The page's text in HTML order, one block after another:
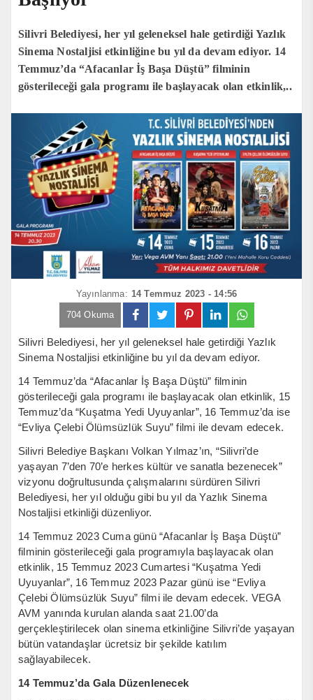
Silivri Belediyesi, her yıl geleneksel hale getirdiği Yazlık
Sinema Nostaljisi etkinliğine bu yıl da devam ediyor. 14
Temmuz’da “Afacanlar İş Başa Düştü” filminin
gösterileceği gala programı ile başlayacak olan etkinlik,..
Yayınlanma: 14 Temmuz 2023 - 14:56
704 Okuma
Silivri Belediyesi, her yıl geleneksel hale getirdiği Yazlık
Sinema Nostaljisi etkinliğine bu yıl da devam ediyor.
14 Temmuz’da “Afacanlar İş Başa Düştü” filminin
gösterileceği gala programı ile başlayacak olan etkinlik, 15
Temmuz’da “Kuşatma Yedi Uyuyanlar”, 16 Temmuz’da ise
“Evliya Çelebi Ölümsüzlük Suyu” filmi ile devam edecek.
Silivri Belediye Başkanı Volkan Yılmaz’ın, “Silivri’de
yaşayan 7’den 70’e herkes kültür ve sanatla bezenecek”
vizyonu doğrultusunda çalışmalarını sürdüren Silivri
Belediyesi, her yıl olduğu gibi bu yıl da Yazlık Sinema
Nostaljisi etkinliği düzenliyor.
14 Temmuz 2023 Cuma günü “Afacanlar İş Başa Düştü”
filminin gösterileceği gala programıyla başlayacak olan
etkinlik, 15 Temmuz 2023 Cumartesi “Kuşatma Yedi
Uyuyanlar”, 16 Temmuz 2023 Pazar günü ise “Evliya
Çelebi Ölümsüzlük Suyu” filmi ile devam edecek. VEGA
AVM yanında kurulan alanda saat 21.00’da
gerçekleştirilecek olan sinema etkinliğine Silivri’de yaşayan
bütün vatandaşlar ücretsiz bir şekilde katılım
sağlayabilecek.
14 Temmuz’da Gala Düzenlenecek